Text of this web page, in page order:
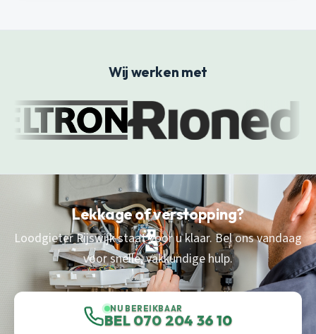
Wij werken met
Lekkage of verstopping?
Loodgieter Rijswijk staat voor u klaar. Bel ons vandaag
voor snelle, vakkundige hulp.
NU BEREIKBAAR
BEL 070 204 36 10